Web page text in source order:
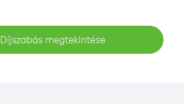
Díjszabás megtekintése